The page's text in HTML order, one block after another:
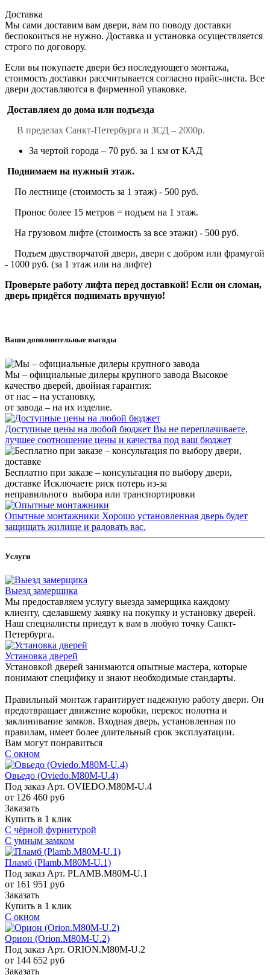
Доставка
Мы сами доставим вам двери, вам по поводу доставки
беспокоиться не нужно. Доставка и установка осуществляется
строго по договору.
Если вы покупаете двери без последующего монтажа,
стоимость доставки рассчитывается согласно прайс-листа. Все
двери доставляются в фирменной упаковке.
Доставляем до дома или подъезда
В пределах Санкт-Петербурга и ЗСД – 2000р.
За чертой города – 70 руб. за 1 км от КАД
Поднимаем на нужный этаж.
По лестнице (стоимость за 1 этаж) - 500 руб.
Пронос более 15 метров = подъем на 1 этаж.
На грузовом лифте (стоимость за все этажи) - 500 руб.
Подъем двустворчатой двери, двери с добром или фрамугой
- 1000 руб. (за 1 этаж или на лифте)
Проверьте работу лифта перед доставкой! Если он сломан,
дверь придётся поднимать вручную!
Ваши дополнительные выгоды
Мы – официальные дилеры крупного завода Высокое
качество дверей, двойная гарантия:
от нас – на установку,
от завода – на их изделие.
Доступные цены на любой бюджет Вы не переплачиваете,
лучшее соотношение цены и качества под ваш бюджет
Бесплатно при заказе – консультация по выбору двери,
доставке Исключаете риск потерь из-за
неправильного выбора или транспортировки
Опытные монтажники Хорошо установленная дверь будет
защищать жилище и радовать вас.
Услуги
Выезд замерщика
Мы предоставляем услугу выезда замерщика каждому
клиенту, сделавшему заявку на покупку и установку дверей.
Наш специалисты приедут к вам в любую точку Санкт-
Петербурга.
Установка дверей
Установкой дверей занимаются опытные мастера, которые
понимают специфику и знают необходимые стандарты.
Правильный монтаж гарантирует надежную работу двери. Он
предотвращает движение коробки, перекос полотна и
заклинивание замков. Входная дверь, установленная по
правилам, имеет более длительный срок эксплуатации.
Вам могут понравиться
С окном
Овьедо (Oviedo.M80M-U.4)
Под заказ Арт. OVIEDO.M80M-U.4
от 126 460 руб
Заказать
Купить в 1 клик
С чёрной фурнитурой
С умным замком
Пламб (Plamb.M80M-U.1)
Под заказ Арт. PLAMB.M80M-U.1
от 161 951 руб
Заказать
Купить в 1 клик
С окном
Орион (Orion.M80M-U.2)
Под заказ Арт. ORION.M80M-U.2
от 144 652 руб
Заказать